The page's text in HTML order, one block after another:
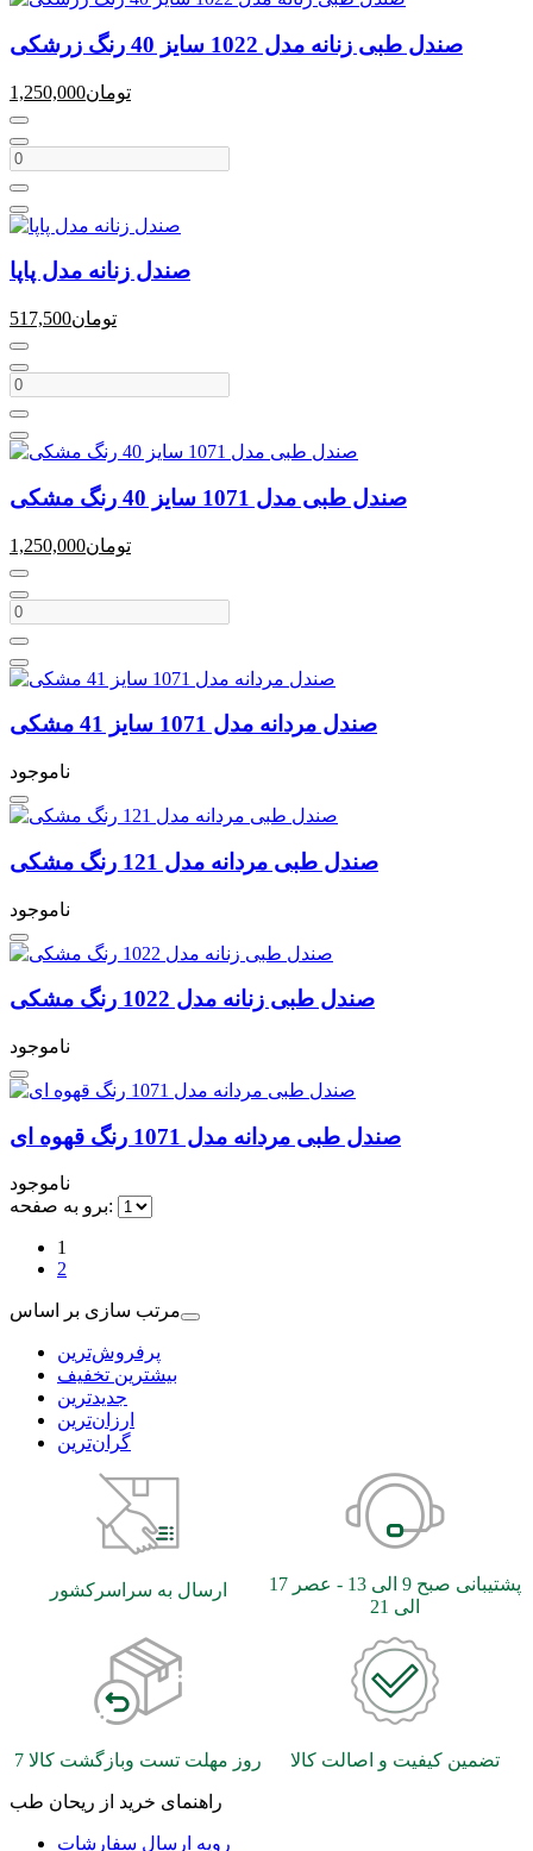
صندل طبی زنانه مدل 1022 سایز 40 رنگ زرشکی
1,250,000تومان
صندل زنانه مدل پاپا
517,500تومان
صندل طبی مدل 1071 سایز 40 رنگ مشکی
1,250,000تومان
صندل مردانه مدل 1071 سایز 41 مشکی
ناموجود
صندل طبی مردانه مدل 121 رنگ مشکی
ناموجود
صندل طبی زنانه مدل 1022 رنگ مشکی
ناموجود
صندل طبی مردانه مدل 1071 رنگ قهوه ای
ناموجود
برو به صفحه:
1
2
مرتب سازی بر اساس
بیشترین تخفیف
جدیدترین
ارزان‌ترین
گران‌ترین
ارسال به سراسرکشور
پشتیبانی صبح 9 الی 13 - عصر 17
الی 21
7 روز مهلت تست وبازگشت کالا تضمین کیفیت و اصالت کالا
راهنمای خرید از ریحان طب
رویه ارسال سفارشات